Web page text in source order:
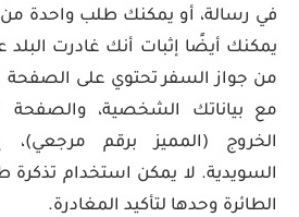
في رسالة، أو يمكنك طلب واحدة
يمكنك أيضًا إثبات أنك غادرت
من جواز السفر تحتوي على الصفحة
مع بياناتك الشخصية، والصفحة
الخروج (المميز برقم
السويدية. لا يمكن استخدام
الطائرة وحدها لتأكيد المغادرة.